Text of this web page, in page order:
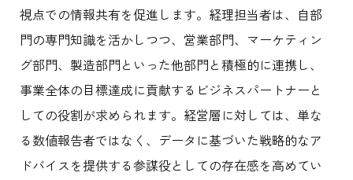
視点での情報共有を促進します。経理担当者は、自部
門の専門知識を活かしつつ、営業部門、マーケティン
グ部門、製造部門といった他部門と積極的に連携し、
事業全体の目標達成に貢献するビジネスパートナーと
しての役割が求められます。経営層に対しては、単な
る数値報告者ではなく、データに基づいた戦略的なア
ドバイスを提供する参謀役としての存在感を高めてい